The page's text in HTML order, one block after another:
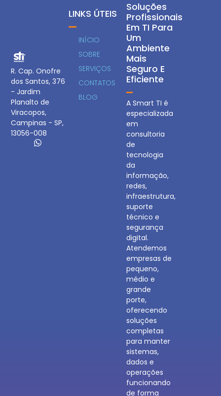
R. Cap. Onofre
dos Santos, 376
- Jardim
Planalto de
Viracopos,
Campinas - SP,
13056-008
Soluções
Profissionais
Em TI Para
Um
Ambiente
Mais
Seguro E
Eficiente
A Smart TI é
especializada
em
consultoria
de
tecnologia
da
informação,
redes,
infraestrutura,
suporte
técnico e
segurança
digital.
Atendemos
empresas de
pequeno,
médio e
grande
porte,
oferecendo
soluções
completas
para manter
sistemas,
dados e
operações
funcionando
de forma
LINKS ÚTEIS
INÍCIO
SOBRE
SERVIÇOS
CONTATOS
BLOG